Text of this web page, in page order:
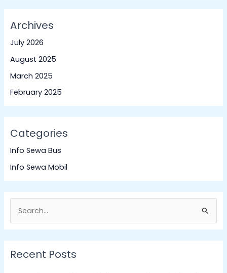
Archives
July 2026
August 2025
March 2025
February 2025
Categories
Info Sewa Bus
Info Sewa Mobil
e
a
rRecent Posts